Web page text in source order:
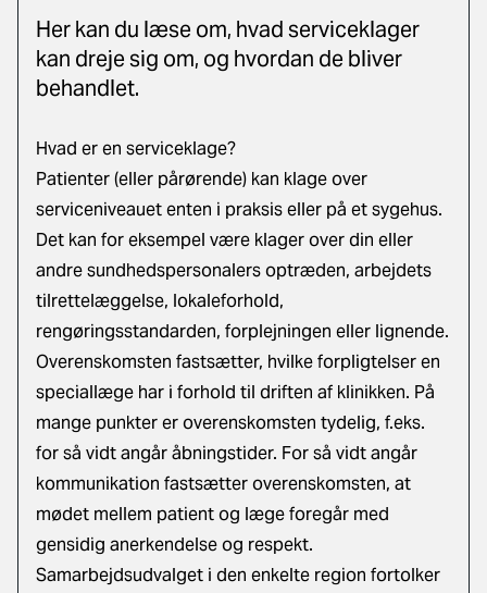
Her kan du læse om, hvad serviceklager
kan dreje sig om, og hvordan de bliver
behandlet.
Hvad er en serviceklage?
Patienter (eller pårørende) kan klage over
serviceniveauet enten i praksis eller på et sygehus.
Det kan for eksempel være klager over din eller
andre sundhedspersonalers optræden, arbejdets
tilrettelæggelse, lokaleforhold,
rengøringsstandarden, forplejningen eller lignende.
Overenskomsten fastsætter, hvilke forpligtelser en
speciallæge har i forhold til driften af klinikken. På
mange punkter er overenskomsten tydelig, f.eks.
for så vidt angår åbningstider. For så vidt angår
kommunikation fastsætter overenskomsten, at
mødet mellem patient og læge foregår med
gensidig anerkendelse og respekt.
Samarbejdsudvalget i den enkelte region fortolker